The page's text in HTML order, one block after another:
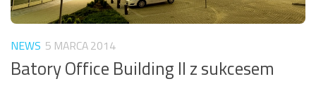
NEWS 5 MARCA 2014
Batory Office Building II z sukcesem